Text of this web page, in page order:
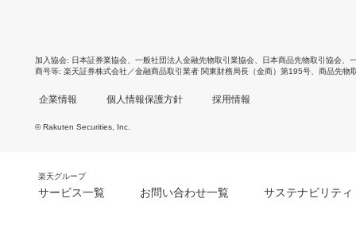
加入協会 日本証券業協会 一般社団法人金融先物取引業協会 日本商品先物取引協会
商号等 楽天証券株式会社／金融商品取引業者 関東財務局長（金商）第195号、商品先物
企業情報 個人情報保護方針 採用情報
© Rakuten Securities, Inc.
楽天グループ
サービス一覧 お問い合わせ一覧 サステナビリティ